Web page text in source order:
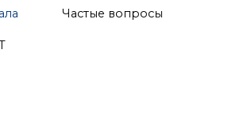
Частые вопросы